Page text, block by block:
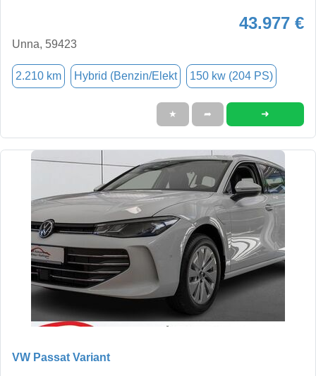
43.977 €
Unna, 59423
2.210 km Hybrid (Benzin/Elekt 150 kw (204 PS)
★ ➦ ➜
VW Passat Variant